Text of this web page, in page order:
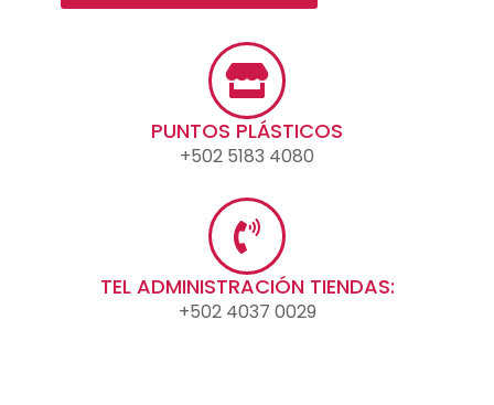
PUNTOS PLÁSTICOS
+502 5183 4080
TEL ADMINISTRACIÓN TIENDAS:
+502 4037 0029